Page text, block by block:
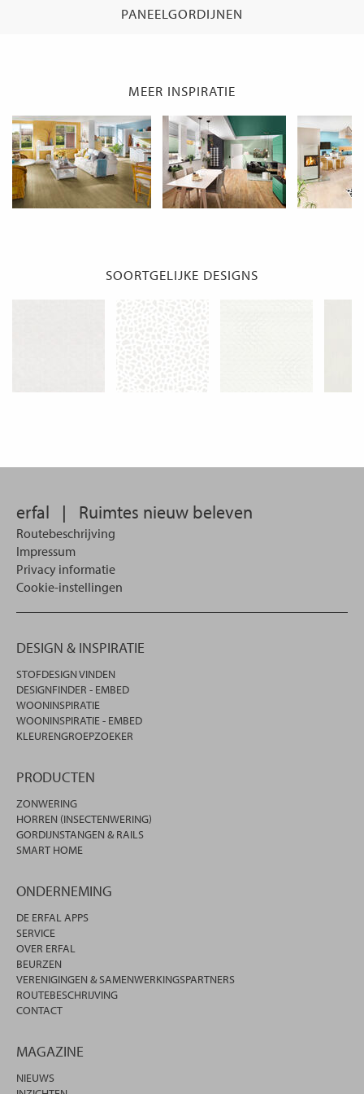
PANEELGORDIJNEN
MEER INSPIRATIE
SOORTGELIJKE DESIGNS
erfal | Ruimtes nieuw beleven
Routebeschrijving
Impressum
Privacy informatie
Cookie-instellingen
DESIGN & INSPIRATIE
STOFDESIGN VINDEN
DESIGNFINDER - EMBED
WOONINSPIRATIE
WOONINSPIRATIE - EMBED
KLEURENGROEPZOEKER
PRODUCTEN
ZONWERING
HORREN (INSECTENWERING)
GORDIJNSTANGEN & RAILS
SMART HOME
ONDERNEMING
DE ERFAL APPS
SERVICE
OVER ERFAL
BEURZEN
VERENIGINGEN & SAMENWERKINGSPARTNERS
ROUTEBESCHRIJVING
CONTACT
MAGAZINE
NIEUWS